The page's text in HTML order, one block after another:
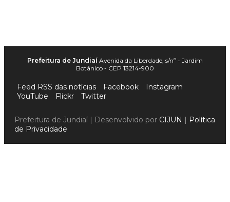
Prefeitura de Jundiaí Avenida da Liberdade, s/nº - Jardim
Botânico - CEP 13214-900
Feed RSS das notícias Facebook
Instagram
YouTube
Flickr Twitter
Prefeitura de Jundiaí | Desenvolvido por CIJUN | Política
de Privacidade